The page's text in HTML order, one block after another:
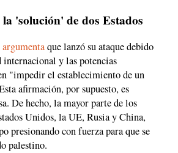
'solución' de dos Estados
argumentaque lanzó su ataque debido
internacional y las potencias
"impedir el establecimiento de un
afirmación, por supuesto, es
De hecho, la mayor parte de los
Unidos, la UE, Rusia y China,
presionando con fuerza para que se
palestino.